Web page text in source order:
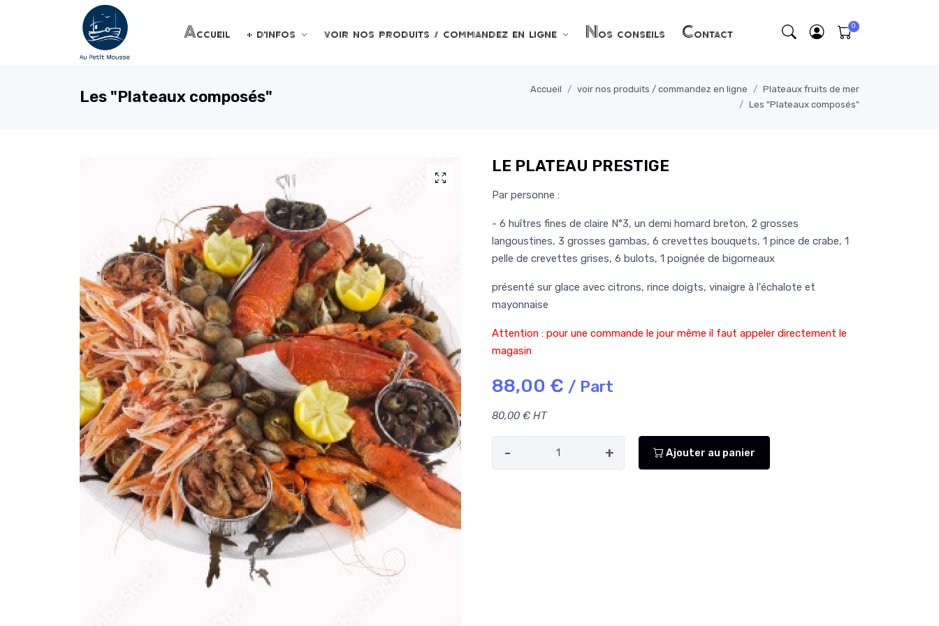
Accueil + d'infos voir nos produits / commandez en ligne Nos conseils Contact
Les "Plateaux composés" Accueil voir nos produits / commandez en ligne
Plateaux fruits de mer
Les "Plateaux composés"
LE PLATEAU PRESTIGE
Par personne :
- 6 huîtres fines de claire N°3, un demi homard breton, 2 grosses
langoustines, 3 grosses gambas, 6 crevettes bouquets, 1 pince de crabe, 1
pelle de crevettes grises, 6 bulots, 1 poignée de bigorneaux
présenté sur glace avec citrons, rince doigts, vinaigre à l'échalote et
mayonnaise
Attention : pour une commande le jour même il faut appeler directement le
magasin
88,00 € / Part
80,00 € HT
- + Ajouter au panier